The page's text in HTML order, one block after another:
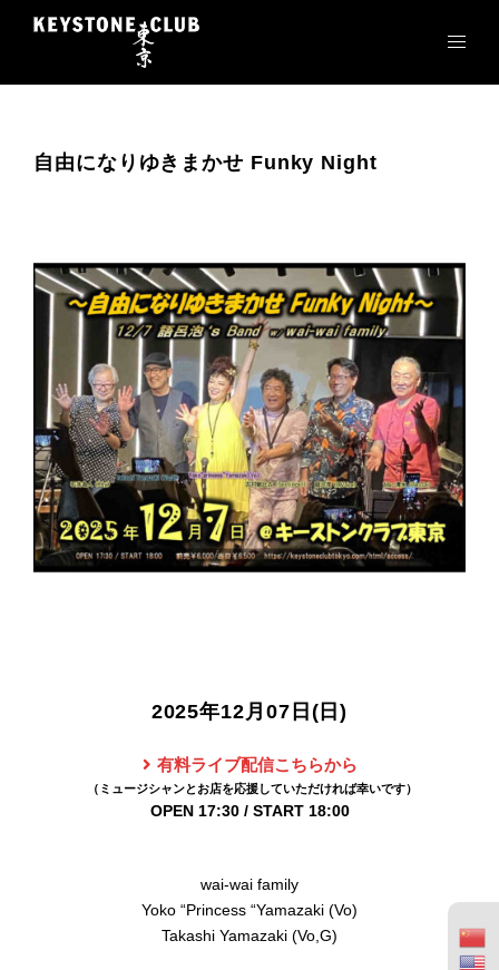
ン
自由になりゆきまかせ Funky Night
2025年12月07日(日)
有料ライブ配信こちらから
OPEN 17:30 / START 18:00
wai-wai family
Yoko “Princess “Yamazaki (Vo)
Takashi Yamazaki (Vo,G)